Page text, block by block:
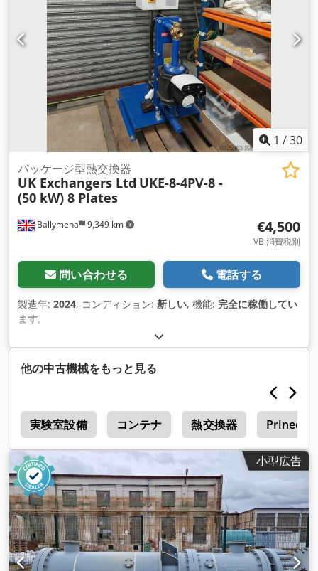
1 /30
Ballymena 9,349 km
パッケージ型熱交換器
UK Exchangers Ltd UKE-8-4PV-8 -
(50 kW) 8 Plates
€4,500
VB 消費税別
問い合わせる 電話する
製造年: 2024, コンディション: 新しい, 機能: 完全に稼働してい
ます,
他の中古機械をもっと見る
実験室設備 コンテナ 熱交換器 Prinect
小型広告